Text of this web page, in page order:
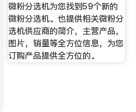
微粉分选机为您找到59个新的
微粉分选机。也提供相关微粉分
选机供应商的简介，主营产品，
图片，销量等全方位信息，为您
订购产品提供全方位的。